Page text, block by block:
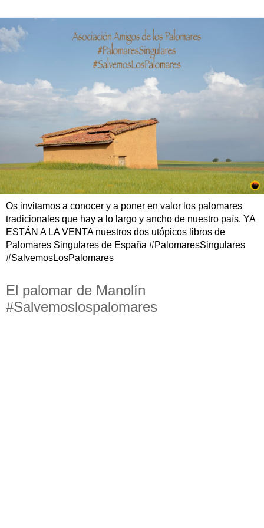
Os invitamos a conocer y a poner en valor los palomares
tradicionales que hay a lo largo y ancho de nuestro país. YA
ESTÁN A LA VENTA nuestros dos utópicos libros de
Palomares Singulares de España #PalomaresSingulares
#SalvemosLosPalomares
El palomar de Manolín
#Salvemoslospalomares